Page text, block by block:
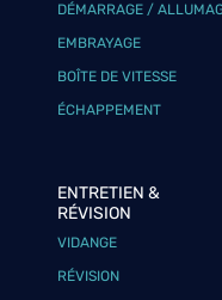
DÉMARRAGE /
EMBRAYAGE
BOÎTE DE VITESSE
ÉCHAPPEMENT
ENTRETIEN &
RÉVISION
VIDANGE
RÉVISION